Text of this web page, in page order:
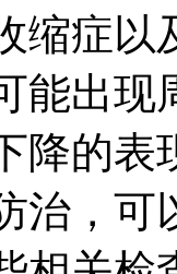
缩症以
能出现
降的表
治，可